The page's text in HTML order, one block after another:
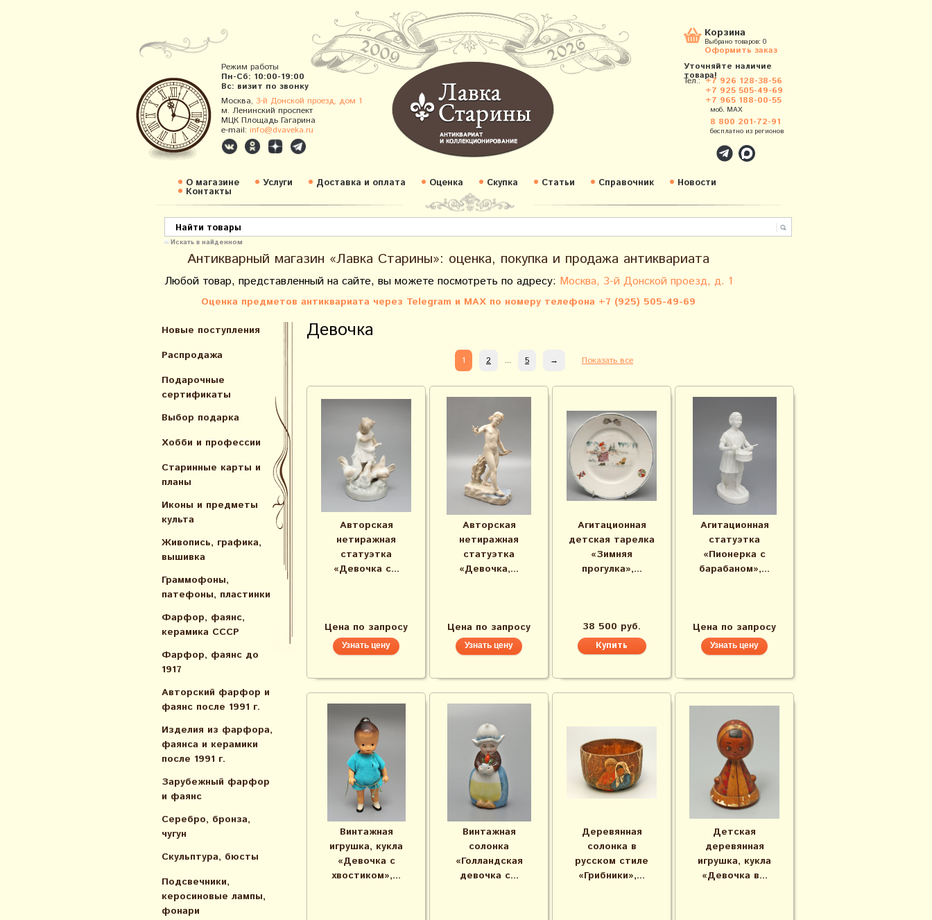
Режим работы
Пн-Сб: 10:00-19:00
Вс: визит по звонку
Москва, 3-й Донской проезд, дом 1
м. Ленинский проспект
МЦК Площадь Гагарина
e-mail: info@dvaveka.ru
Корзина
Выбрано товаров: 0
Оформить заказ
Уточняйте наличие
товара!
Тел.: +7 926 128-38-56
+7 925 505-49-69
+7 965 188-00-55
моб. MAX
8 800 201-72-91
бесплатно из регионов
О магазине Услуги Доставка и оплата Оценка Скупка Статьи Справочник Новости
Контакты
Искать в найденном
Антикварный магазин «Лавка Старины»: оценка, покупка и продажа антиквариата
Любой товар, представленный на сайте, вы можете посмотреть по адресу: Москва, 3-й Донской проезд, д. 1
Оценка предметов антиквариата через Telegram и MAX по номеру телефона +7 (925) 505-49-69
Новые поступления
Распродажа
Подарочные
сертификаты
Выбор подарка
Хобби и профессии
Старинные карты и
планы
Иконы и предметы
культа
Живопись, графика,
вышивка
Граммофоны,
патефоны, пластинки
Фарфор, фаянс,
керамика СССР
Фарфор, фаянс до
1917
Авторский фарфор и
фаянс после 1991 г.
Изделия из фарфора,
фаянса и керамики
после 1991 г.
Зарубежный фарфор
и фаянс
Серебро, бронза,
чугун
Скульптура, бюсты
Подсвечники,
керосиновые лампы,
фонари
Девочка
1 2 ... 5 → Показать все
Авторская
нетиражная
статуэтка
«Девочка с...
Цена по запросу
Узнать цену
Авторская
нетиражная
статуэтка
«Девочка,...
Цена по запросу
Узнать цену
Агитационная
детская тарелка
«Зимняя
прогулка»,...
38 500 руб.
Агитационная
статуэтка
«Пионерка с
барабаном»,...
Цена по запросу
Узнать цену
Винтажная
игрушка, кукла
«Девочка с
хвостиком»,...
Винтажная
солонка
«Голландская
девочка с...
Деревянная
солонка в
русском стиле
«Грибники»,...
Детская
деревянная
игрушка, кукла
«Девочка в...